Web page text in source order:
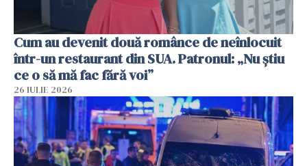
Cum au devenit două românce de neînlocuit
într-un restaurant din SUA. Patronul: „Nu știu
ce o să mă fac fără voi”
26 IULIE 2026